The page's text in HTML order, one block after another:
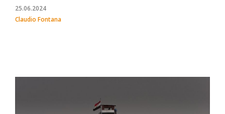
25.06.2024
Claudio Fontana